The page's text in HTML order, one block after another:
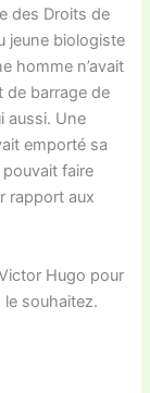
des Droits de
jeune biologiste
homme n’avait
de barrage de
aussi. Une
emporté sa
pouvait faire
rapport aux
Hugo pour
le souhaitez.